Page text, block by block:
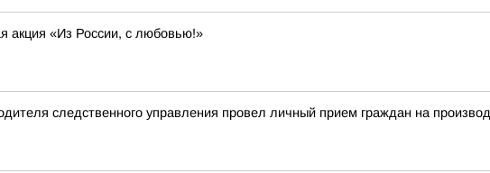
акция «Из России, с любовью!»
следственного управления провел личный прием граждан на